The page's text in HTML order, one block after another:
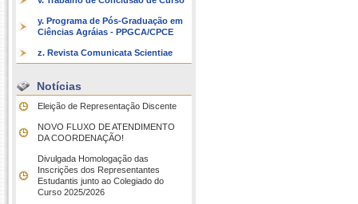
y. Programa de Pós-Graduação em
Ciências Agráias - PPGCA/CPCE
z. Revista Comunicata Scientiae
Notícias
Eleição de Representação Discente
NOVO FLUXO DE ATENDIMENTO
DA COORDENAÇÃO!
Divulgada Homologação das
Inscrições dos Representantes
Estudantis junto ao Colegiado do
Curso 2025/2026